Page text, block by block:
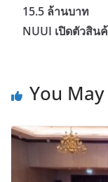
15.5 ล้านบาท
NUUI เปิดตัวสิน
You